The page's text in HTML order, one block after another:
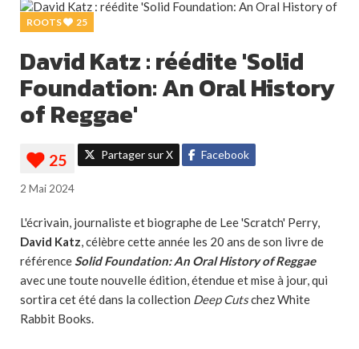
ROOTS 25
David Katz : réédite 'Solid
Foundation: An Oral History
of Reggae'
Partager sur X Facebook
2 Mai 2024
L'écrivain, journaliste et biographe de Lee 'Scratch' Perry,
David Katz, célèbre cette année les 20 ans de son livre de
référenceSolid Foundation: An Oral History of Reggae
avec une toute nouvelle édition, étendue et mise à jour, qui
sortira cet été dans la collection Deep Cutschez White
Rabbit Books.